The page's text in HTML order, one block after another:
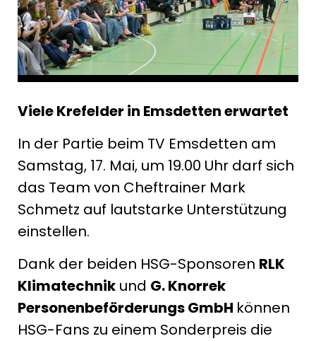
Viele Krefelder in Emsdetten erwartet
In der Partie beim TV Emsdetten am
Samstag, 17. Mai, um 19.00 Uhr darf sich
das Team von Cheftrainer Mark
Schmetz auf lautstarke Unterstützung
einstellen.
Dank der beiden HSG-Sponsoren RLK
Klimatechnik und G. Knorrek
Personenbeförderungs GmbH können
HSG-Fans zu einem Sonderpreis die